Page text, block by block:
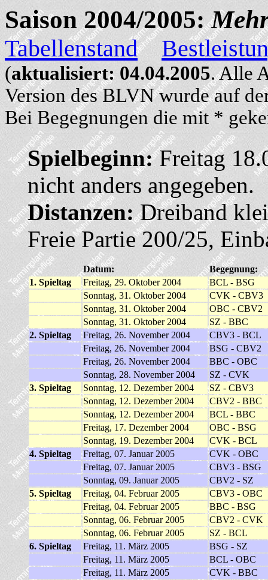
Saison 2004/2005:
Tabellenstand
(aktualisiert: 04.04.2005. Alle
Version des BLVN wurde auf
Bei Begegnungen die mit *
Spielbeginn:Freitag
nicht anders angegeben.
Distanzen:Dreiband
Freie Partie 200/25,
Datum:
Begegnung:
1. Spieltag
Freitag, 29. Oktober 2004
BCL - BSG
Sonntag, 31. Oktober 2004
CVK - CBV3
Sonntag, 31. Oktober 2004
OBC - CBV2
Sonntag, 31. Oktober 2004
SZ - BBC
2. Spieltag
Freitag, 26. November 2004
CBV3 - BCL
Freitag, 26. November 2004
BSG - CBV2
Freitag, 26. November 2004
BBC - OBC
Sonntag, 28. November 2004
SZ - CVK
3. Spieltag
Sonntag, 12. Dezember 2004
SZ - CBV3
Sonntag, 12. Dezember 2004
CBV2 - BBC
Sonntag, 12. Dezember 2004
BCL - BBC
Freitag, 17. Dezember 2004
OBC - BSG
Sonntag, 19. Dezember 2004
CVK - BCL
4. Spieltag
Freitag, 07. Januar 2005
CVK - OBC
Freitag, 07. Januar 2005
CBV3 - BSG
Sonntag, 09. Januar 2005
CBV2 - SZ
5. Spieltag
Freitag, 04. Februar 2005
CBV3 - OBC
Freitag, 04. Februar 2005
BBC - BSG
Sonntag, 06. Februar 2005
CBV2 - CVK
Sonntag, 06. Februar 2005
SZ - BCL
6. Spieltag
Freitag, 11. März 2005
BSG - SZ
Freitag, 11. März 2005
BCL - OBC
Freitag, 11. März 2005
CVK - BBC